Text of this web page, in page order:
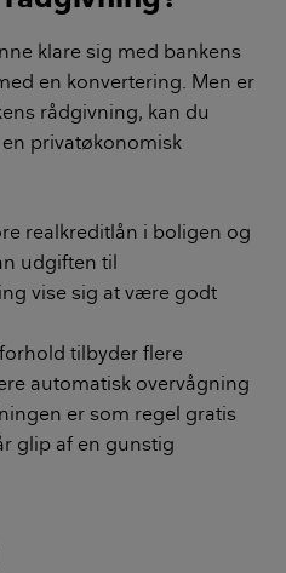
klare sig med bankens
en konvertering. Men er
rådgivning, kan du
privatøkonomisk
realkreditlån i boligen og
udgiften til
vise sig at være godt
tilbyder flere
automatisk overvågning
er som regel gratis
glip af en gunstig